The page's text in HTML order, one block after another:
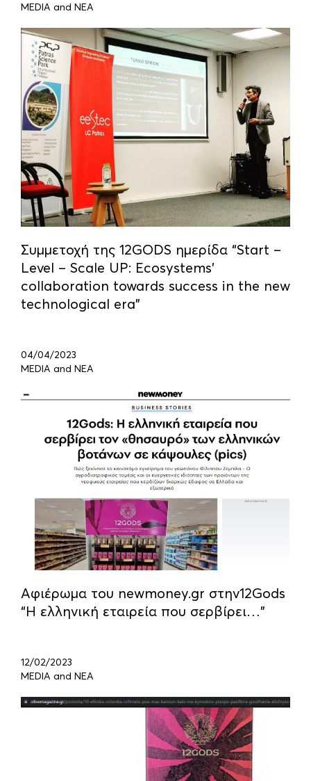
MEDIA and ΝΕΑ
Συμμετοχή της 12GODS ημερίδα “Start –
Level – Scale UP: Ecosystems’
collaboration towards success in the new
technological era”
04/04/2023
MEDIA and ΝΕΑ
Αφιέρωμα του newmoney.gr στην12Gods
“Η ελληνική εταιρεία που σερβίρει…”
12/02/2023
MEDIA and ΝΕΑ